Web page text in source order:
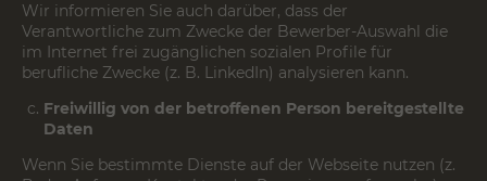
Wir informieren Sie auch darüber, dass der
Verantwortliche zum Zwecke der Bewerber-Auswahl die
im Internet frei zugänglichen sozialen Profile für
berufliche Zwecke (z. B. LinkedIn) analysieren kann.
Freiwillig von der betroffenen Person bereitgestellte
Daten
Wenn Sie bestimmte Dienste auf der Webseite nutzen (z.